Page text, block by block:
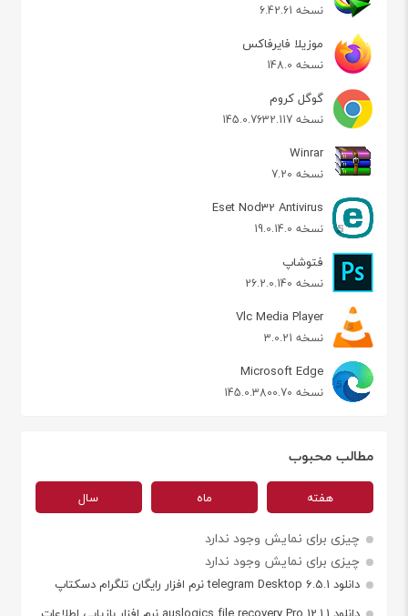
نسخه 6.42.61
موزیلا فایرفاکس
نسخه 148.0
گوگل کروم
نسخه 145.0.7632.117
Winrar
نسخه 7.20
Eset Nod32 Antivirus
نسخه 19.0.14.0
فتوشاپ
نسخه 26.2.0.140
Vlc Media Player
نسخه 3.0.21
Microsoft Edge
نسخه 145.0.3800.70
مطالب محبوب
هفته ماه سال
چیزی برای نمایش وجود ندارد
چیزی برای نمایش وجود ندارد
دانلود telegram Desktop 6.5.1 نرم افزار رایگان تلگرام دسکتاپ